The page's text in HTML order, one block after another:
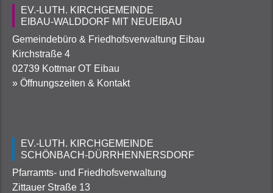
EV.-LUTH. KIRCHGEMEINDE
EIBAU-WALDDORF MIT NEUEIBAU
Gemeindebüro & Friedhofsverwaltung Eibau
Kirchstraße 4
02739 Kottmar OT Eibau
» Öffnungszeiten & Kontakt
EV.-LUTH. KIRCHGEMEINDE
SCHÖNBACH-DÜRRHENNERSDORF
Pfarramts- und Friedhofsverwaltung
Zittauer Straße 13